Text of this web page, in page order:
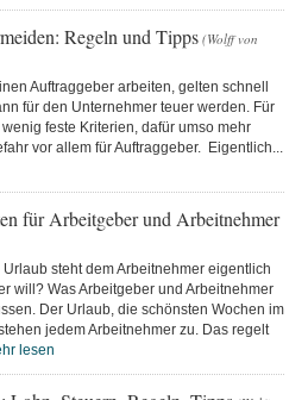
Regeln und Tipps (Wolff von
Auftraggeber arbeiten, gelten schnell
für den Unternehmer teuer werden. Für
feste Kriterien, dafür umso mehr
vor allem für Auftraggeber. Eigentlich...
für Arbeitgeber und Arbeitnehmer
steht dem Arbeitnehmer eigentlich
will? Was Arbeitgeber und Arbeitnehmer
Der Urlaub, die schönsten Wochen im
jedem Arbeitnehmer zu. Das regelt
lesen